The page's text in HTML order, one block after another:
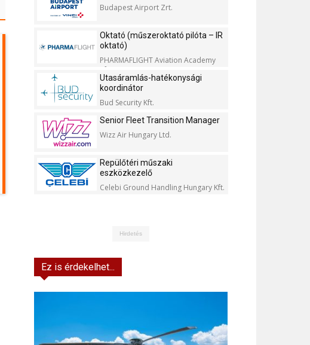
Budapest Airport Zrt.
Oktató (műszeroktató pilóta – IR
oktató)
PHARMAFLIGHT Aviation Academy
Kft.
Utasáramlás-hatékonysági
koordinátor
Bud Security Kft.
Senior Fleet Transition Manager
Wizz Air Hungary Ltd.
Repülőtéri műszaki
eszközkezelő
Celebi Ground Handling Hungary Kft.
Hirdetés
Ez is érdekelhet...